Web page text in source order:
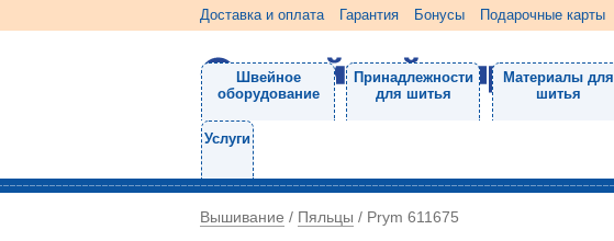
Доставка и оплата Гарантия Бонусы Подарочные карты
Швейное
оборудование
Принадлежности
для шитья
Материалы для
шитья
Услуги
Вышивание / Пяльцы / Prym 611675